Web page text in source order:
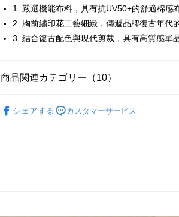
OP Pay Later
1. 本サービスは台湾大哥大によって提供され、台湾大
動的に OP Pay Later の取引プロセスに移行し、携帯
払いの回数や支払い期限を選択し、支払いを確認する
AFTEE代金後払い
1.お支払い方法でAFTEE代金後払いを選択すると、携
ATM払い
1. 嚴選機能布料，具有抗UV50+的舒適棉感
2. 胸前繡印花工藝細緻，傳遞品牌復古年代
3. 結合復古配色與現代剪裁，具有高質感單品
商品関連カテゴリー（10）
シェアする カスタマーサービス